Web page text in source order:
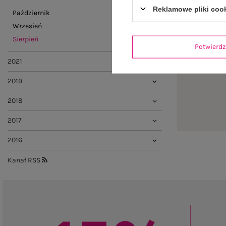
Październik
Wrzesień
Sierpień
2021
2019
2018
2017
2016
Kanał RSS
Reklamowe pliki